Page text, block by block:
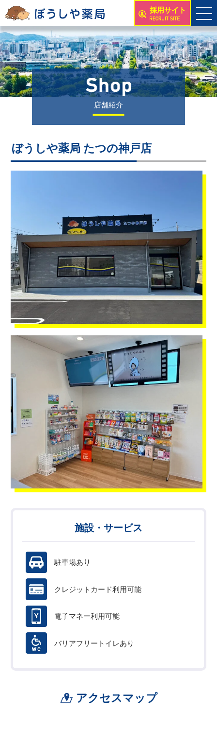
採用サイト
店舗紹介
ぼうしや薬局 たつの神戸店
施設・サービス
駐車場あり
クレジットカード利用可能
電子マネー利用可能
バリアフリートイレあり
アクセスマップ